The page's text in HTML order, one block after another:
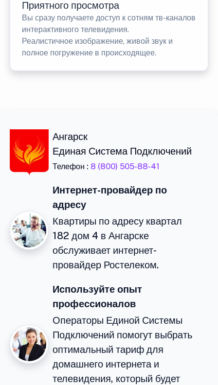
Приятного просмотра
Вы сразу получаете доступ к сотням тв-каналов
интерактивного телевидения.
Реалистичное изображение, живой звук и
полное погружение в происходящее.
Ангарск
Единая Система Подключений
Телефон : 8 (800) 505-88-41
Интернет-провайдер по
адресу
Квартиры по адресу квартал
182 дом 4 в Ангарске
обслуживает интернет-
провайдер Ростелеком.
Используйте опыт
профессионалов
Операторы Единой Системы
Подключений помогут выбрать
оптимальный тариф для
домашнего интернета и
телевидения, который будет